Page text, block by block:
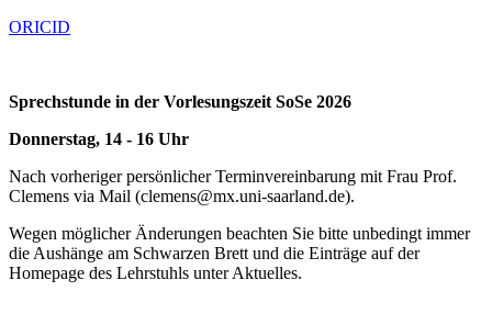
ORICID
Sprechstunde in der Vorlesungszeit SoSe 2026
Donnerstag, 14 - 16 Uhr
Nach vorheriger persönlicher Terminvereinbarung mit Frau Prof.
Clemens via Mail (clemens@mx.uni-saarland.de).
Wegen möglicher Änderungen beachten Sie bitte unbedingt immer
die Aushänge am Schwarzen Brett und die Einträge auf der
Homepage des Lehrstuhls unter Aktuelles.